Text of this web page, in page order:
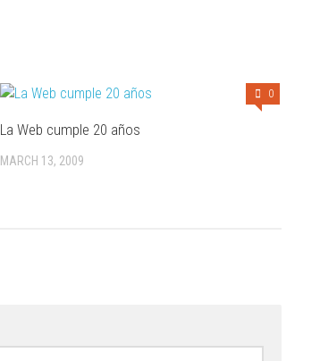
0
La Web cumple 20 años
MARCH 13, 2009